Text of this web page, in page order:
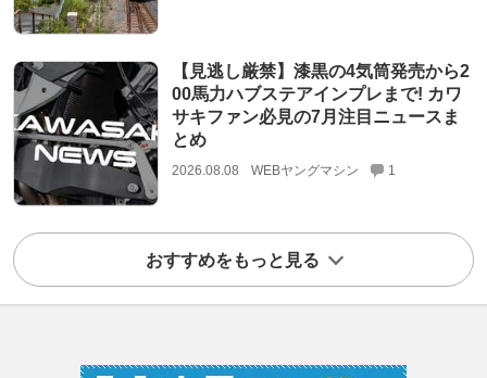
【見逃し厳禁】漆黒の4気筒発売から2
00馬力ハブステアインプレまで! カワ
サキファン必見の7月注目ニュースま
とめ
2026.08.08 WEBヤングマシン 1
おすすめをもっと見る